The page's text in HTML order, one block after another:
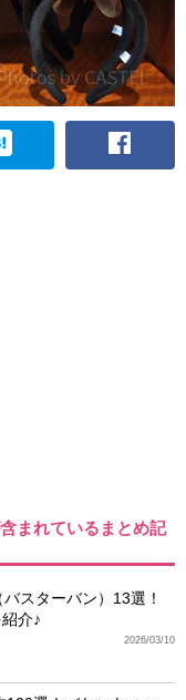
まれているまとめ記
スターバン）13選！
介♪
2026/03/10